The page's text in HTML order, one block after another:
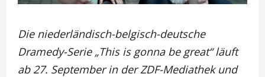
Die niederländisch-belgisch-deutsche
Dramedy-Serie „This is gonna be great“ läuft
ab 27. September in der ZDF-Mediathek und